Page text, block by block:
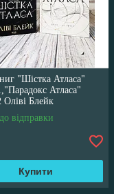
"Шістка Атласа"
Атласа"
Оліві Блейк
відправки
Купити